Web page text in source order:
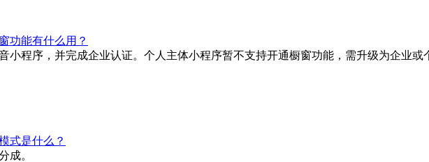
功能有什么用？
小程序，并完成企业认证。个人主体小程序暂不支持开通橱窗功能，需升级为企业或
式是什么？
成。